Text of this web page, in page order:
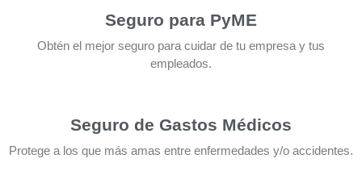
Seguro para PyME
Obtén el mejor seguro para cuidar de tu empresa y tus
empleados.
Seguro de Gastos Médicos
Protege a los que más amas entre enfermedades y/o accidentes.